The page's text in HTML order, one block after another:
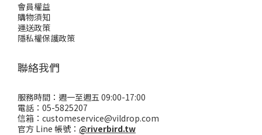
會員權益
購物須知
運送政策
隱私權保護政策
聯絡我們
服務時間：週一至週五 09:00-17:00
電話：05-5825207
信箱：customeservice@vildrop.com
官方 Line 帳號： @riverbird.tw